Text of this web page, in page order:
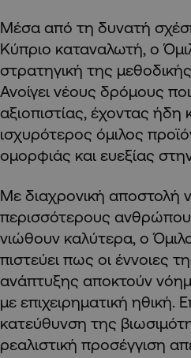
Μέσα από τη δυνατή
Κύπριο καταναλωτή, ο
στρατηγική της
Ανοίγει νέους δρόμους
αξιοπιστίας, έχοντας ήδη
ισχυρότερος όμιλος
ομορφιάς και ευεξίας
Με διαχρονική αποστολή
περισσότερους
νιώθουν καλύτερα, ο
πιστεύει πως οι έννοιες
ανάπτυξης αποκτούν
με επιχειρηματική ηθική.
κατεύθυνση της
ρεαλιστική προσέγγιση